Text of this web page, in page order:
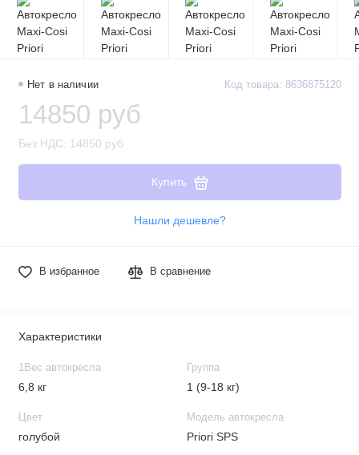
Нет в наличии Код товара: 8636875120
14850 руб
Без НДС: 14850 руб
Купить
Нашли дешевле?
В избранное В сравнение
Характеристики
1Вес автокресла
6,8 кг
Группа
1 (9-18 кг)
Цвет
голубой
Модель автокресла
Priori SPS